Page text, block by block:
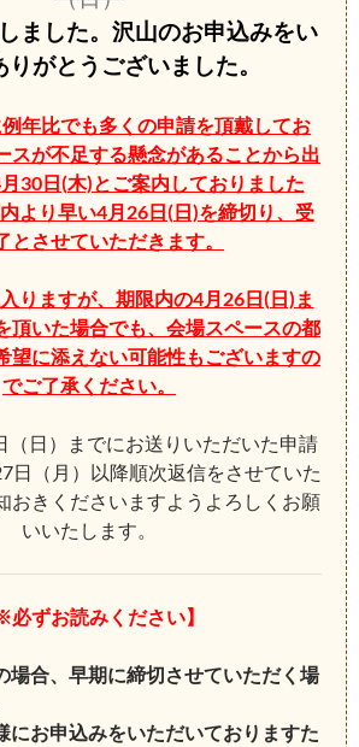
ました。沢山のお申込みをい
りがとうございました。
年比でも多くの申請を頂戴してお
スが不足する懸念があることから出
30日(木)とご案内しておりました
より早い4月26日(日)を締切り、受
とさせていただきます。
りますが、期限内の4月26日(日)ま
頂いた場合でも、会場スペースの都
望に添えない可能性もございますの
でご了承ください。
日）までにお送りいただいた申請
日（月）以降順次返信をさせていた
おきくださいますようよろしくお願
いいたします。
必ずお読みください】
場合、早期に締切させていただく場
にお申込みをいただいておりますた